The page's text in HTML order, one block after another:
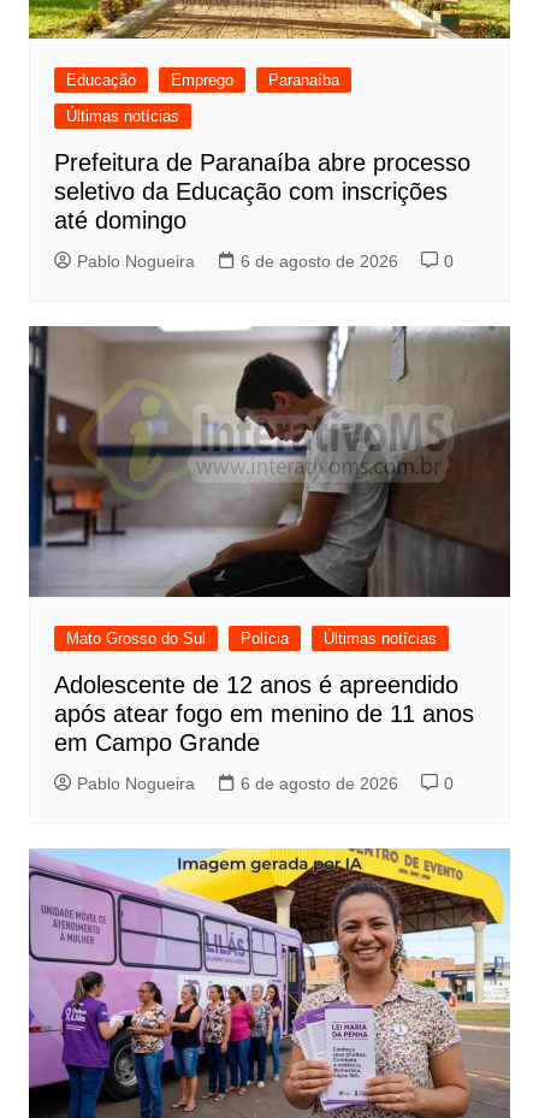
Educação Emprego
Paranaíba
Últimas notícias
Prefeitura de Paranaíba abre processo
seletivo da Educação com inscrições
até domingo
Pablo Nogueira 6 de agosto de 2026 0
Mato Grosso do Sul Polícia Últimas notícias
Adolescente de 12 anos é apreendido
após atear fogo em menino de 11 anos
em Campo Grande
Pablo Nogueira 6 de agosto de 2026 0